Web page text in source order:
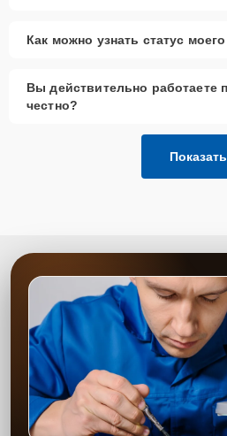
Как можно узнать статус моего
Вы действительно работаете
честно?
Показать